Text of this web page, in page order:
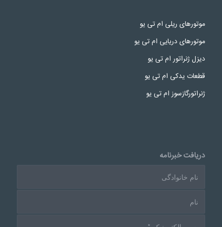
موتورهای ریلی ام تی یو
موتورهای دریایی ام تی یو
دیزل ژنراتور ام تی یو
قطعات یدکی ام تی یو
ژنراتورگازسوز ام تی یو
دریافت خبرنامه